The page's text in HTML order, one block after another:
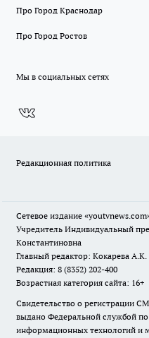
Про Город Краснодар
Про Город Ростов
Мы в социальных сетях
Редакционная политика
Сетевое издание
Учредитель Индивидуальный
Константиновна
Главный редактор: Кокарева А.К.
Редакция: 8 (8352) 202-400
Возрастная категория сайта: 16+
Свидетельство о регистрации
выдано Федеральной службой по
информационных технологий и